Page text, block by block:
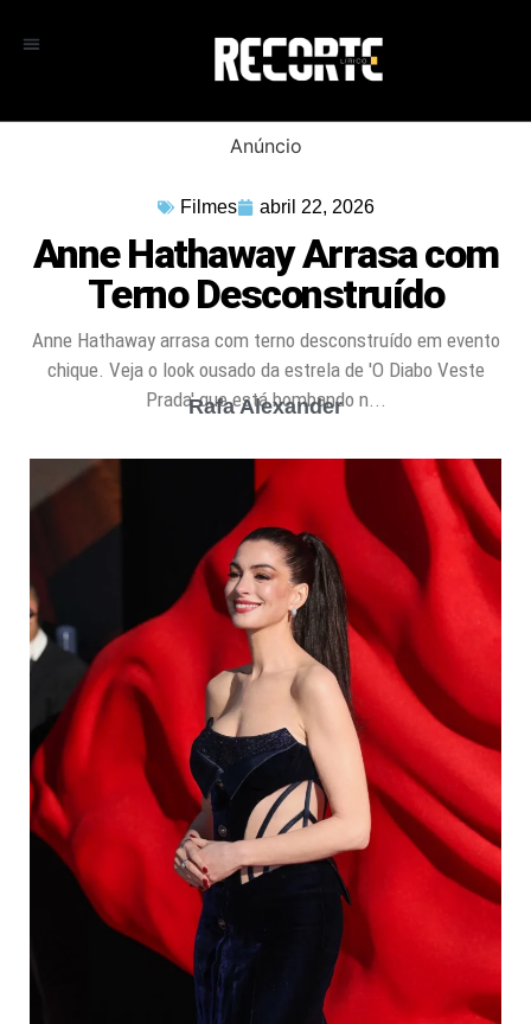
Anúncio
Filmes abril 22, 2026
Anne Hathaway Arrasa com
Terno Desconstruído
Anne Hathaway arrasa com terno desconstruído em evento
chique. Veja o look ousado da estrela de 'O Diabo Veste
Prada' que está bombando n...
Rafa Alexander